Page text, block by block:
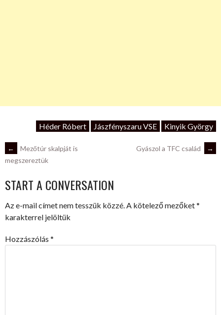
Héder Róbert Jászfényszaru VSE Kinyik György
POST
NAVIGATION
←
Mezőtúr skalpját is
megszereztük
Gyászol a TFC család →
START A CONVERSATION
Az e-mail címet nem tesszük közzé.A kötelező mezőket*
karakterrel jelöltük
Hozzászólás *